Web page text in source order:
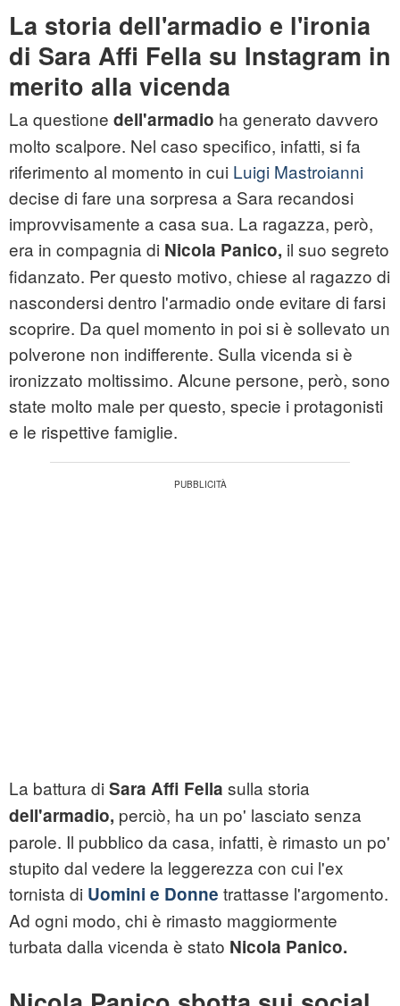
La storia dell'armadio e l'ironia
di Sara Affi Fella su Instagram in
merito alla vicenda
La questione dell'armadio ha generato davvero
molto scalpore. Nel caso specifico, infatti, si fa
riferimento al momento in cui Luigi Mastroianni
decise di fare una sorpresa a Sara recandosi
improvvisamente a casa sua. La ragazza, però,
era in compagnia di Nicola Panico, il suo segreto
fidanzato. Per questo motivo, chiese al ragazzo di
nascondersi dentro l'armadio onde evitare di farsi
scoprire. Da quel momento in poi si è sollevato un
polverone non indifferente. Sulla vicenda si è
ironizzato moltissimo. Alcune persone, però, sono
state molto male per questo, specie i protagonisti
e le rispettive famiglie.
La battura di Sara Affi Fella sulla storia
dell'armadio, perciò, ha un po' lasciato senza
parole. Il pubblico da casa, infatti, è rimasto un po'
stupito dal vedere la leggerezza con cui l'ex
tornista di Uomini e Donne trattasse l'argomento.
Ad ogni modo, chi è rimasto maggiormente
turbata dalla vicenda è stato Nicola Panico.